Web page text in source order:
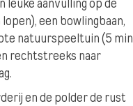
leuke aanvulling op de
een bowlingbaan,
natuurspeeltuin (5 min
rechtstreeks naar
en de polder de rust